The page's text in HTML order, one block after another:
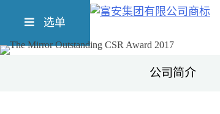
选单
公司简介